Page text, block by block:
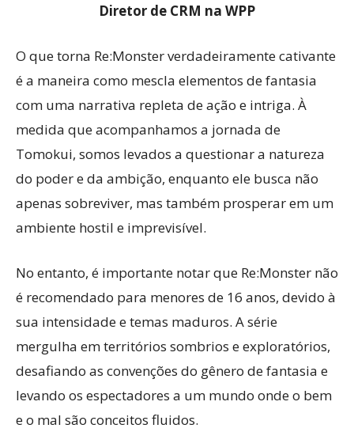
Diretor de CRM na WPP
O que torna Re:Monster verdadeiramente cativante
é a maneira como mescla elementos de fantasia
com uma narrativa repleta de ação e intriga. À
medida que acompanhamos a jornada de
Tomokui, somos levados a questionar a natureza
do poder e da ambição, enquanto ele busca não
apenas sobreviver, mas também prosperar em um
ambiente hostil e imprevisível.
No entanto, é importante notar que Re:Monster não
é recomendado para menores de 16 anos, devido à
sua intensidade e temas maduros. A série
mergulha em territórios sombrios e exploratórios,
desafiando as convenções do gênero de fantasia e
levando os espectadores a um mundo onde o bem
e o mal são conceitos fluidos.